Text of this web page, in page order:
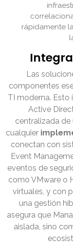
rápidamente
Las
componentes
TI moderna.
Active
centralizada de
cualquier
conectan con
Event
eventos de
como VMware o
virtuales, y con
una gestión
asegura que
aislada, sino